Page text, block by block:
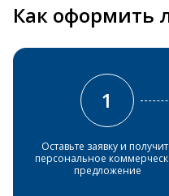
Как оформить
1
Оставьте заявку и
персональное
предложение